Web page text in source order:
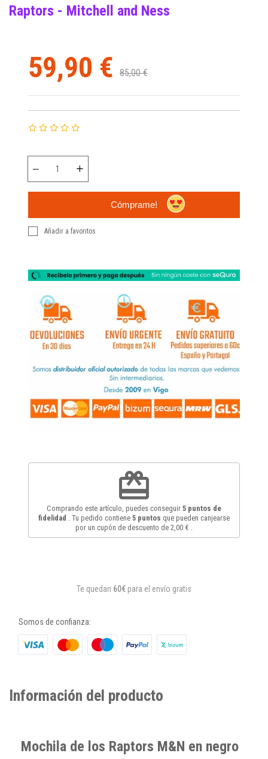
Raptors - Mitchell and Ness
59,90 € 85,00 €
Cómprame!
Añadir a favoritos
redeem
Comprando este artículo, puedes conseguir 5 puntos de
fidelidad
. Tu pedido contiene 5 puntos que pueden canjearse
por un cupón de descuento de 2,00 €
Te quedan 60€ para el envío gratis
Somos de confianza:
Información del producto
Mochila de los Raptors M&N en negro